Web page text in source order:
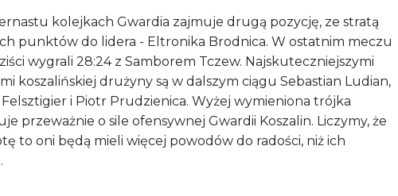
kolejkach Gwardia zajmuje drugą pozycję, ze stratą
punktów do lidera - Eltronika Brodnica. W ostatnim meczu
wygrali 28:24 z Samborem Tczew. Najskuteczniejszymi
koszalińskiej drużyny są w dalszym ciągu Sebastian Ludian,
Felsztigier i Piotr Prudzienica. Wyżej wymieniona trójka
przeważnie o sile ofensywnej Gwardii Koszalin. Liczymy, że
to oni będą mieli więcej powodów do radości, niż ich